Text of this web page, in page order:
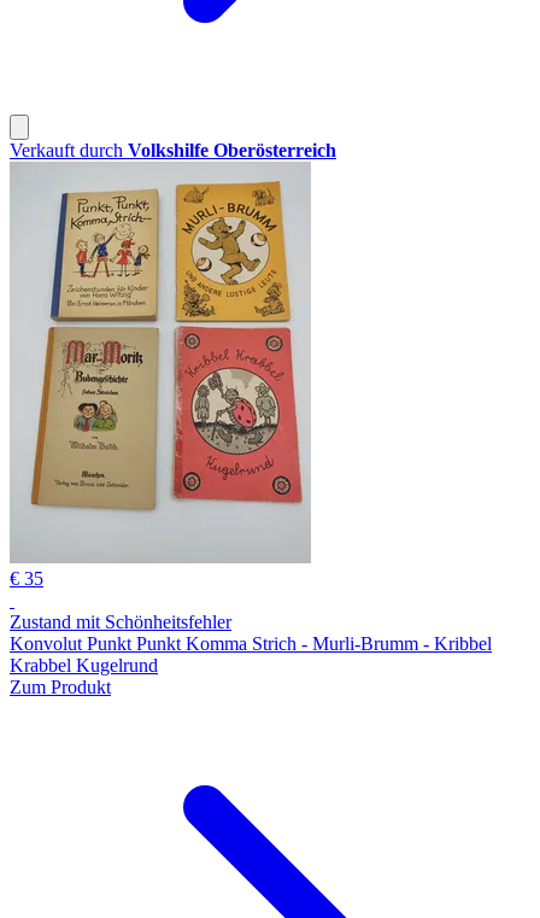
Verkauft durch Volkshilfe Oberösterreich
€ 35
Zustand mit Schönheitsfehler
Konvolut Punkt Punkt Komma Strich - Murli-Brumm - Kribbel
Krabbel Kugelrund
Zum Produkt